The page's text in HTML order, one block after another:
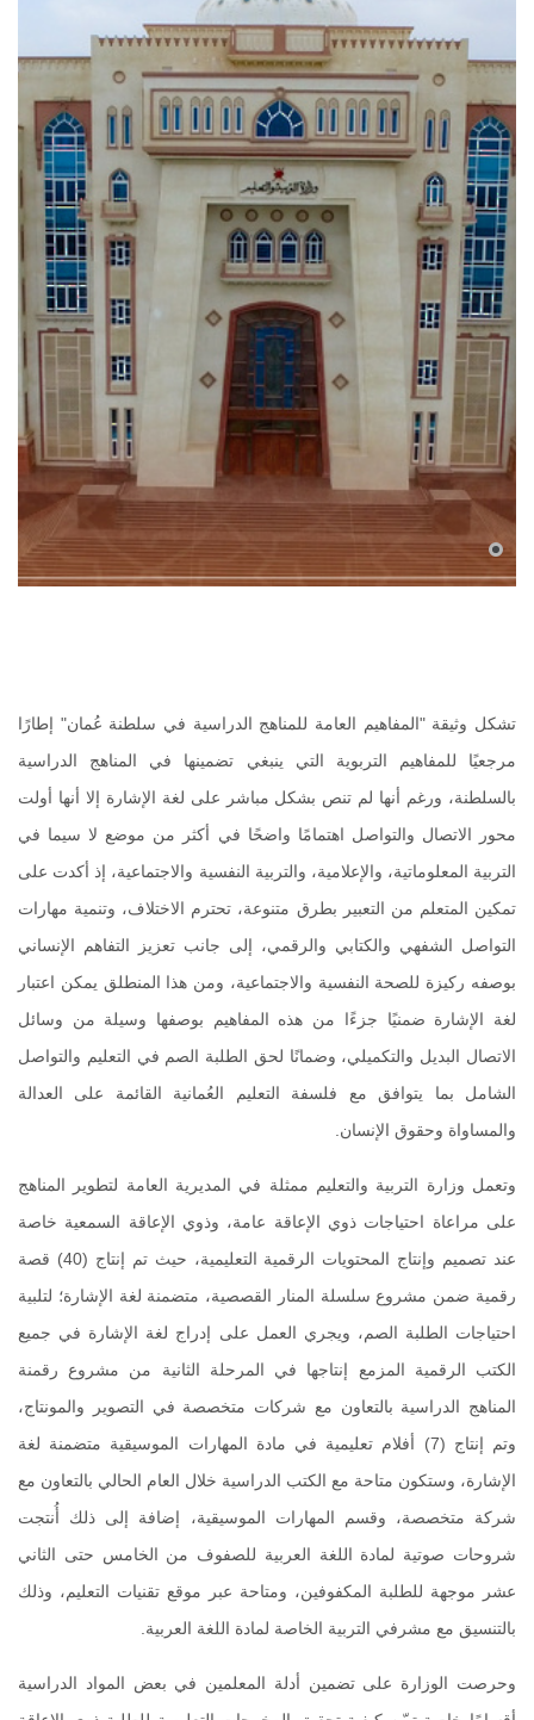
تشكل وثيقة "المفاهيم العامة للمناهج الدراسية في سلطنة عُمان" إطارًا
مرجعيًا للمفاهيم التربوية التي ينبغي تضمينها في المناهج الدراسية
بالسلطنة، ورغم أنها لم تنص بشكل مباشر على لغة الإشارة إلا أنها أولت
محور الاتصال والتواصل اهتمامًا واضحًا في أكثر من موضع لا سيما في
التربية المعلوماتية، والإعلامية، والتربية النفسية والاجتماعية، إذ أكدت على
تمكين المتعلم من التعبير بطرق متنوعة، تحترم الاختلاف، وتنمية مهارات
التواصل الشفهي والكتابي والرقمي، إلى جانب تعزيز التفاهم الإنساني
بوصفه ركيزة للصحة النفسية والاجتماعية، ومن هذا المنطلق يمكن اعتبار
لغة الإشارة ضمنيًا جزءًا من هذه المفاهيم بوصفها وسيلة من وسائل
الاتصال البديل والتكميلي، وضمانًا لحق الطلبة الصم في التعليم والتواصل
الشامل بما يتوافق مع فلسفة التعليم العُمانية القائمة على العدالة
والمساواة وحقوق الإنسان
وتعمل وزارة التربية والتعليم ممثلة في المديرية العامة لتطوير المناهج
على مراعاة احتياجات ذوي الإعاقة عامة، وذوي الإعاقة السمعية خاصة
عند تصميم وإنتاج المحتويات الرقمية التعليمية، حيث تم إنتاج (40) قصة
رقمية ضمن مشروع سلسلة المنار القصصية، متضمنة لغة الإشارة؛ لتلبية
احتياجات الطلبة الصم، ويجري العمل على إدراج لغة الإشارة في جميع
الكتب الرقمية المزمع إنتاجها في المرحلة الثانية من مشروع رقمنة
المناهج الدراسية بالتعاون مع شركات متخصصة في التصوير والمونتاج،
وتم إنتاج (7) أفلام تعليمية في مادة المهارات الموسيقية متضمنة لغة
الإشارة، وستكون متاحة مع الكتب الدراسية خلال العام الحالي بالتعاون مع
شركة متخصصة، وقسم المهارات الموسيقية، إضافة إلى ذلك أُنتجت
شروحات صوتية لمادة اللغة العربية للصفوف من الخامس حتى الثاني
عشر موجهة للطلبة المكفوفين، ومتاحة عبر موقع تقنيات التعليم، وذلك
بالتنسيق مع مشرفي التربية الخاصة لمادة اللغة العربية
وحرصت الوزارة على تضمين أدلة المعلمين في بعض المواد الدراسية